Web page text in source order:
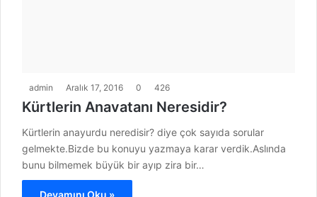
admin Aralık 17, 2016 0 426
Kürtlerin Anavatanı Neresidir?
Kürtlerin anayurdu neredisir? diye çok sayıda sorular
gelmekte.Bizde bu konuyu yazmaya karar verdik.Aslında
bunu bilmemek büyük bir ayıp zira bir…